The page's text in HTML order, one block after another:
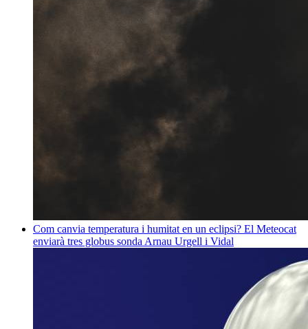
Com canvia temperatura i humitat en un eclipsi? El Meteocat
enviarà tres globus sonda Arnau Urgell i Vidal